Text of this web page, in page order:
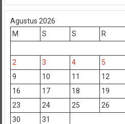
Agustus 2026
M
S S R
2
3 4 5
9
10 11 12
16
17 18 19
23
24 25 26
30
31